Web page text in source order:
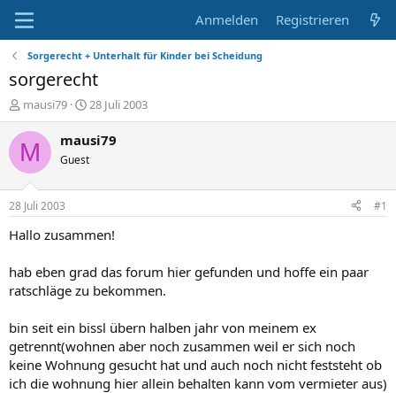
Anmelden Registrieren
Sorgerecht + Unterhalt für Kinder bei Scheidung
sorgerecht
E
r
s
t
e
r
mausi79
E
r
s
e
t
a
28 Juli 2003
M mausi79
Guest
28 Juli 2003 #1
Hallo zusammen!
hab eben grad das forum hier gefunden und hoffe ein paar
ratschläge zu bekommen.
bin seit ein bissl übern halben jahr von meinem ex
getrennt(wohnen aber noch zusammen weil er sich noch
keine Wohnung gesucht hat und auch noch nicht feststeht ob
ich die wohnung hier allein behalten kann vom vermieter aus)